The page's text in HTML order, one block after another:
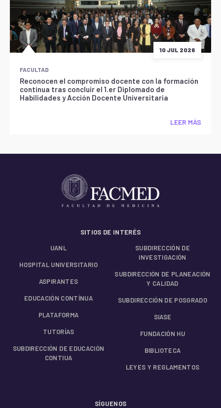
10 JUL 2026
FACULTAD
Reconocen el compromiso docente con la formación
continua tras concluir el 1.er Diplomado de
Habilidades y Acción Docente Universitaria
LEER MÁS
SITIOS DE INTERÉS
UANL
HOSPITAL UNIVERSITARIO
ASPIRANTES
EDUCACIÓN CONTÍNUA
PLATAFORMA
TUTORÍAS
SUBDIRECCIÓN DE EDUCACIÓN
CONTIUA
SUBDIRECCIÓN DE
INVESTIGACIÓN
SUBDIRECCIÓN DE PLANEACIÓN
Y CALIDAD
SUBDIRECCIÓN DE POSGRADO
SIASE
FUNDACIÓN HU
BIBLIOTECA
LEYES Y REGLAMENTOS
SÍGUENOS